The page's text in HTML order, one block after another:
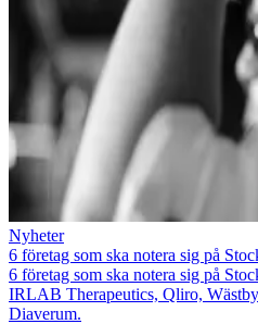
Nyheter
6 företag som ska notera sig på
6 företag som ska notera sig på
IRLAB Therapeutics, Qliro,
Diaverum.